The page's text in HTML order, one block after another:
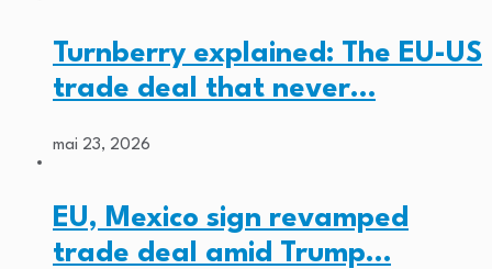
Turnberry explained: The EU-US
trade deal that never…
mai 23, 2026
EU, Mexico sign revamped
trade deal amid Trump…